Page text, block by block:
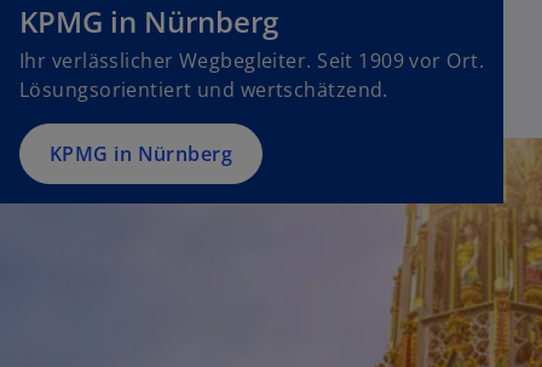
i
KPMG in Nürnberg
Ihr verlässlicher Wegbegleiter. Seit 1909 vor Ort.
Lösungsorientiert und wertschätzend.
KPMG in Nürnberg